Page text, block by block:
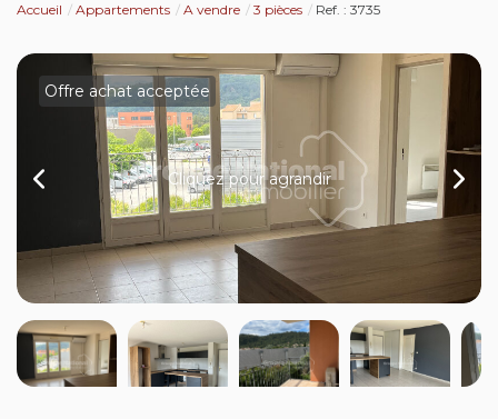
Locations
Expertise
Nos métiers
L'agence
Contact
Extranet
Estimation
Accueil Appartements A vendre 3 pièces Ref. : 3735
Offre achat acceptée
Cliquez pour agrandir